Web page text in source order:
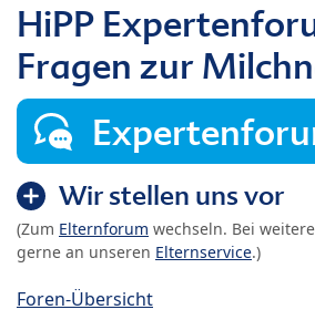
HiPP
Fragen zur
Wir stellen uns vor
(Zum Elternforum wechseln. Bei
gerne an unseren Elternservice.)
Foren-Übersicht